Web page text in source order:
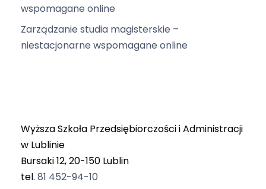
wspomagane online
Zarządzanie studia magisterskie –
niestacjonarne wspomagane online
Wyższa Szkoła Przedsiębiorczości i Administracji
w Lublinie
Bursaki 12, 20-150 Lublin
tel. 81 452-94-10